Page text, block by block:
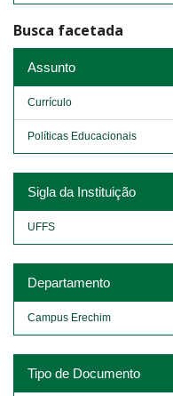
Busca facetada
Assunto
Currículo
Políticas Educacionais
Sigla da Instituição
UFFS
Departamento
Campus Erechim
Tipo de Documento